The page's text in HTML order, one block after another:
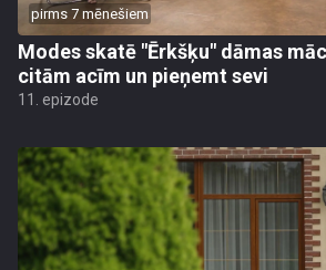
pirms 7 mēnešiem
Modes skatē "Ērkšķu" dāmas
citām acīm un pieņemt sevi
11. epizode